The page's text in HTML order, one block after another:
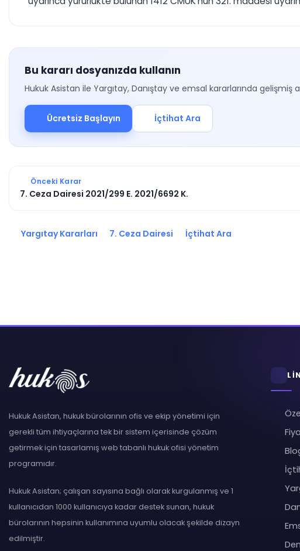
Bu kararı dosyanızda kullanın
Hukuk Asistan ile Yargıtay, Danıştay ve emsal kararlarında gelişmiş
Ücretsiz Başlayın İçtihat Ara
Önceki Karar
7. Ceza Dairesi 2021/299 E. 2021/6692 K.
Yargıtay Kararları 7. Ceza Dairesi İçtihat Ara
Hukuk Asistan, hukuk bürolarının ofis ve ekip yönetimi için
gerekli tüm ihtiyaçlarına tek bir sistem içerisinde çözüm
getirmek için tasarlamış web tabanlı hukuk ofisi yönetim
programıdır.
Hukuk Asistan; çalışan sayısına bağlı olarak kurgulanmış ve 1
kullanıcıdan 1000 kullanıcıya kadar destek sunan, hukuk
bürolarının hepsinin kullanımına uyumlu olacak şekilde dizayn
edilmiştir.